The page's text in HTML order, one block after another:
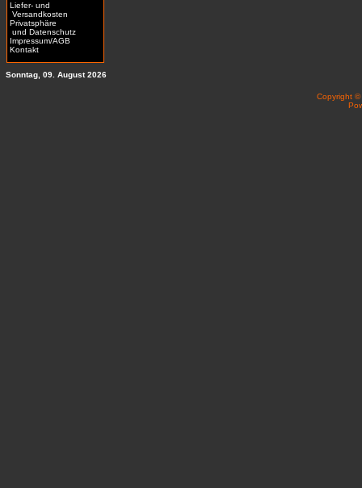
Liefer- und
Versandkosten
Privatsphäre
und Datenschutz
Impressum/AGB
Kontakt
Sonntag, 09. August 2026
Copyright